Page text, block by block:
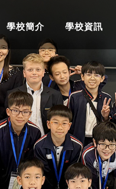
學校簡介 學校資訊